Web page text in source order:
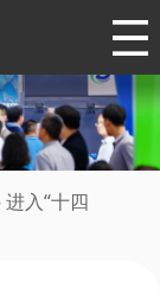
进入“十四